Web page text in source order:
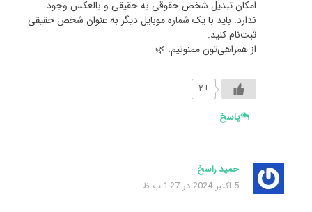
امکان تبدیل شخص حقوقی به حقیقی و بالعکس وجود
ندارد. باید با یک شماره موبایل دیگر به عنوان شخص حقیقی
ثبت‌نام کنید.
از همراهی‌تون ممنونیم. 🌿
+۲
پاسخ
حمید راسخ
5 اکتبر 2024 در 1:27 ب.ظ